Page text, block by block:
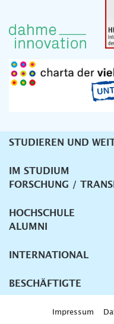
Unternavigation
STUDIEREN UND
IM STUDIUM
FORSCHUNG /
HOCHSCHULE
ALUMNI
INTERNATIONAL
BESCHÄFTIGTE
Impressum